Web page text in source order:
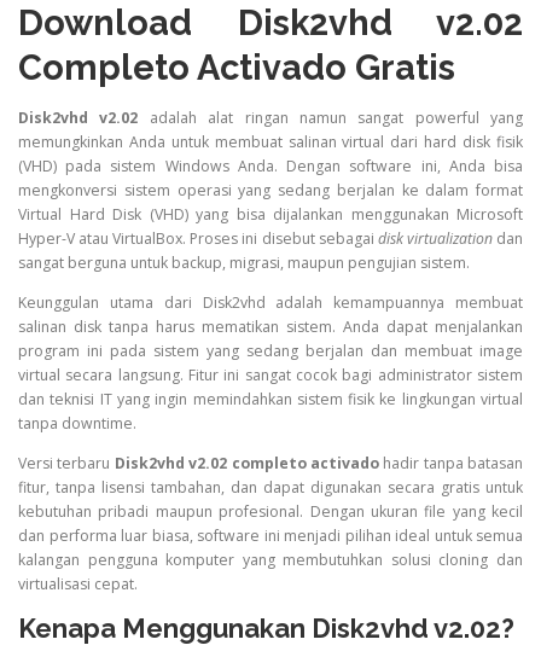
Download Disk2vhd v2.02
Completo Activado Gratis
Disk2vhd v2.02 adalah alat ringan namun sangat powerful yang
memungkinkan Anda untuk membuat salinan virtual dari hard disk fisik
(VHD) pada sistem Windows Anda. Dengan software ini, Anda bisa
mengkonversi sistem operasi yang sedang berjalan ke dalam format
Virtual Hard Disk (VHD) yang bisa dijalankan menggunakan Microsoft
Hyper-V atau VirtualBox. Proses ini disebut sebagai disk virtualizationdan
sangat berguna untuk backup, migrasi, maupun pengujian sistem.
Keunggulan utama dari Disk2vhd adalah kemampuannya membuat
salinan disk tanpa harus mematikan sistem. Anda dapat menjalankan
program ini pada sistem yang sedang berjalan dan membuat image
virtual secara langsung. Fitur ini sangat cocok bagi administrator sistem
dan teknisi IT yang ingin memindahkan sistem fisik ke lingkungan virtual
tanpa downtime.
Versi terbaru Disk2vhd v2.02 completo activadohadir tanpa batasan
fitur, tanpa lisensi tambahan, dan dapat digunakan secara gratis untuk
kebutuhan pribadi maupun profesional. Dengan ukuran file yang kecil
dan performa luar biasa, software ini menjadi pilihan ideal untuk semua
kalangan pengguna komputer yang membutuhkan solusi cloning dan
virtualisasi cepat.
Kenapa Menggunakan Disk2vhd v2.02?